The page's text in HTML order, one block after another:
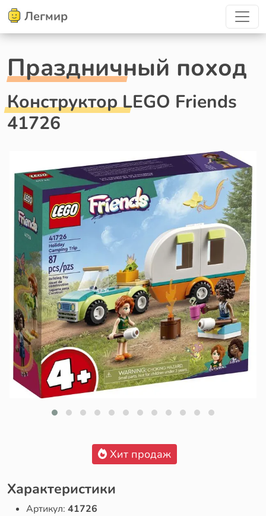
Легмир
Праздничный поход
Конструктор LEGO Friends
41726
Хит продаж
Характеристики
Артикул: 41726